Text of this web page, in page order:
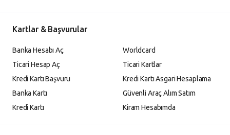
Kartlar & Başvurular
Banka Hesabı Aç
Ticari Hesap Aç
Kredi Kartı Başvuru
Banka Kartı
Kredi Kartı
Worldcard
Ticari Kartlar
Kredi Kartı Asgari Hesaplama
Güvenli Araç Alım Satım
Kiram Hesabımda